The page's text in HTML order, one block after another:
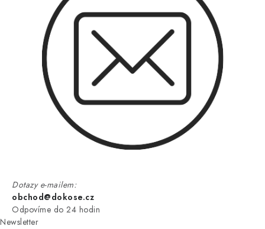
Dotazy e-mailem:
obchod@dokose.cz
Odpovíme do 24 hodin
Newsletter